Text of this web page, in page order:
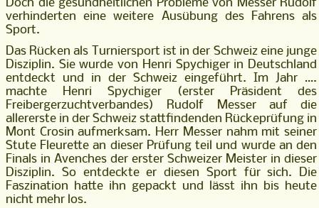
Doch die gesundheitlichen Probleme von Messer Rudolf
verhinderten eine weitere Ausübung des Fahrens als
Sport.
Das Rücken als Turniersport ist in der Schweiz eine junge
Disziplin. Sie wurde von Henri Spychiger in Deutschland
entdeckt und in der Schweiz eingeführt. Im Jahr ….
machte Henri Spychiger (erster Präsident des
Freibergerzuchtverbandes) Rudolf Messer auf die
allererste in der Schweiz stattfindenden Rückeprüfung in
Mont Crosin aufmerksam. Herr Messer nahm mit seiner
Stute Fleurette an dieser Prüfung teil und wurde an den
Finals in Avenches der erster Schweizer Meister in dieser
Disziplin. So entdeckte er diesen Sport für sich. Die
Faszination hatte ihn gepackt und lässt ihn bis heute
nicht mehr los.